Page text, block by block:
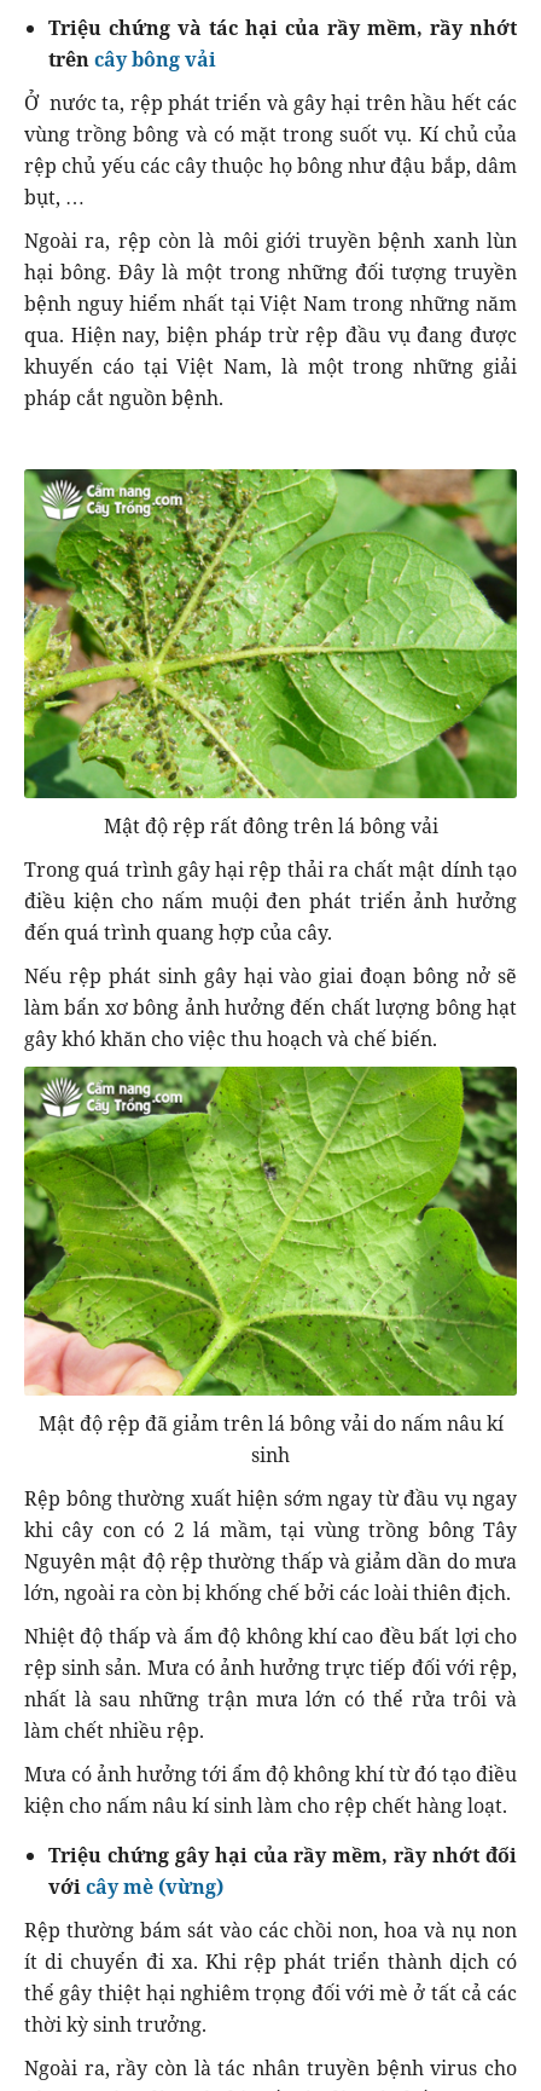
Triệu chứng và tác hại của rầy mềm, rầy nhớt
trêncây bông vải
Ở nước ta, rệp phát triển và gây hại trên hầu hết các
vùng trồng bông và có mặt trong suốt vụ. Kí chủ của
rệp chủ yếu các cây thuộc họ bông như đậu bắp, dâm
bụt, …
Ngoài ra, rệp còn là môi giới truyền bệnh xanh lùn
hại bông. Đây là một trong những đối tượng truyền
bệnh nguy hiểm nhất tại Việt Nam trong những năm
qua. Hiện nay, biện pháp trừ rệp đầu vụ đang được
khuyến cáo tại Việt Nam, là một trong những giải
pháp cắt nguồn bệnh.
Mật độ rệp rất đông trên lá bông vải
Trong quá trình gây hại rệp thải ra chất mật dính tạo
điều kiện cho nấm muội đen phát triển ảnh hưởng
đến quá trình quang hợp của cây.
Nếu rệp phát sinh gây hại vào giai đoạn bông nở sẽ
làm bẩn xơ bông ảnh hưởng đến chất lượng bông hạt
gây khó khăn cho việc thu hoạch và chế biến.
Mật độ rệp đã giảm trên lá bông vải do nấm nâu kí
sinh
Rệp bông thường xuất hiện sớm ngay từ đầu vụ ngay
khi cây con có 2 lá mầm, tại vùng trồng bông Tây
Nguyên mật độ rệp thường thấp và giảm dần do mưa
lớn, ngoài ra còn bị khống chế bởi các loài thiên địch.
Nhiệt độ thấp và ẩm độ không khí cao đều bất lợi cho
rệp sinh sản. Mưa có ảnh hưởng trực tiếp đối với rệp,
nhất là sau những trận mưa lớn có thể rửa trôi và
làm chết nhiều rệp.
Mưa có ảnh hưởng tới ẩm độ không khí từ đó tạo điều
kiện cho nấm nâu kí sinh làm cho rệp chết hàng loạt.
Triệu chứng gây hại của rầy mềm, rầy nhớt đối
vớicây mè (vừng)
Rệp thường bám sát vào các chồi non, hoa và nụ non
ít di chuyển đi xa. Khi rệp phát triển thành dịch có
thể gây thiệt hại nghiêm trọng đối với mè ở tất cả các
thời kỳ sinh trưởng.
Ngoài ra, rầy còn là tác nhân truyền bệnh virus cho